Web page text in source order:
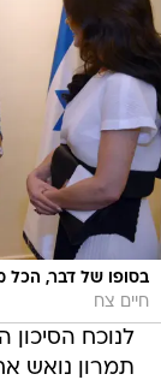
בסופו של דבר,
חיים צח
לנוכח הסיכון
תמרון נואש